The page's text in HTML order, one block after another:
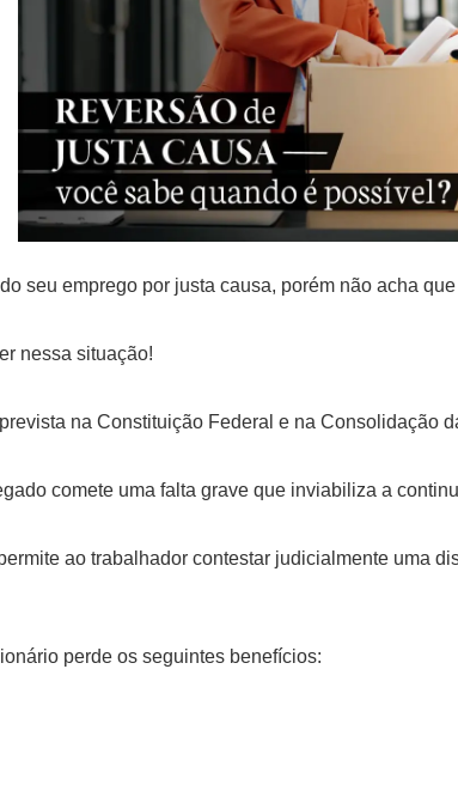
seu emprego por justa causa, porém não acha
nessa situação!
na Constituição Federal e na Consolidação
comete uma falta grave que inviabiliza a
ao trabalhador contestar judicialmente uma
perde os seguintes benefícios: